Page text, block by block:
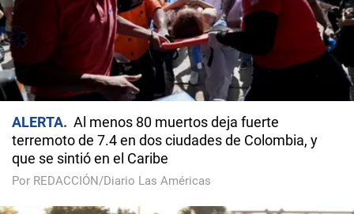
ALERTA
Al menos 80 muertos deja fuerte
terremoto de 7.4 en dos ciudades de Colombia, y
que se sintió en el Caribe
Por REDACCIÓN/Diario Las Américas